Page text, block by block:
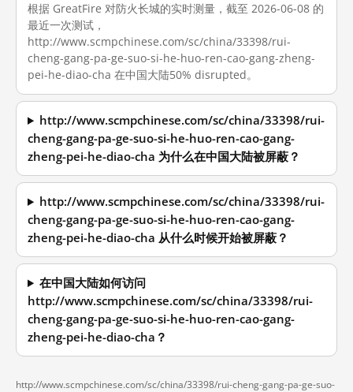
根据 GreatFire 对防火长城的实时测量，截至 2026-06-08 的
最近一次测试，
http://www.scmpchinese.com/sc/china/33398/rui-
cheng-gang-pa-ge-suo-si-he-huo-ren-cao-gang-zheng-
pei-he-diao-cha 在中国大陆50% disrupted。
http://www.scmpchinese.com/sc/china/33398/rui-
cheng-gang-pa-ge-suo-si-he-huo-ren-cao-gang-
zheng-pei-he-diao-cha 为什么在中国大陆被屏蔽？
http://www.scmpchinese.com/sc/china/33398/rui-
cheng-gang-pa-ge-suo-si-he-huo-ren-cao-gang-
zheng-pei-he-diao-cha 从什么时候开始被屏蔽？
在中国大陆如何访问
http://www.scmpchinese.com/sc/china/33398/rui-
cheng-gang-pa-ge-suo-si-he-huo-ren-cao-gang-
zheng-pei-he-diao-cha？
http://www.scmpchinese.com/sc/china/33398/rui-cheng-gang-pa-ge-suo-